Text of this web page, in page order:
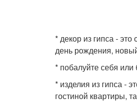
* декор из гипса -
день рождения,
* побалуйте себя
* изделия из гипса -
гостиной квартиры,